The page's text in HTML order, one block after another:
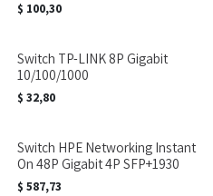
$ 100,30
Switch TP-LINK 8P Gigabit
10/100/1000
$ 32,80
Switch HPE Networking Instant
On 48P Gigabit 4P SFP+1930
$ 587,73